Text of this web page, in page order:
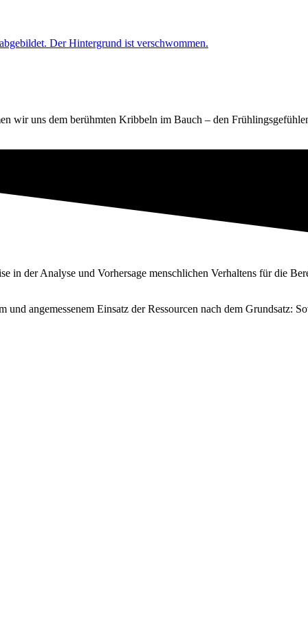
wir uns dem berühmten Kribbeln im Bauch – den
in der Analyse und Vorhersage menschlichen Verhaltens für die
angemessenem Einsatz der Ressourcen nach dem